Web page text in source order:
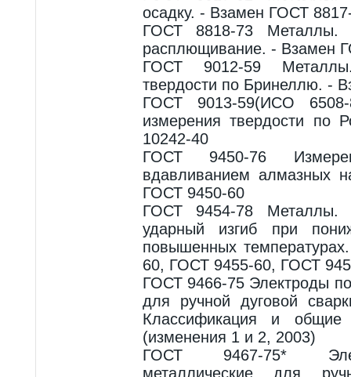
осадку. - Взамен ГОСТ
ГОСТ 8818-73 Металлы.
расплющивание. - Взамен
ГОСТ 9012-59
твердости по Бринеллю. -
ГОСТ 9013-59(ИСО
измерения твердости по
10242-40
ГОСТ 9450-76
вдавливанием алмазных
ГОСТ 9450-60
ГОСТ 9454-78 Металлы.
ударный изгиб при
повышенных
60, ГОСТ 9455-60, ГОСТ
ГОСТ 9466-75 Электроды
для ручной дуговой
Классификация и общие
(изменения 1 и 2, 2003)
ГОСТ 9467-75*
металлические для